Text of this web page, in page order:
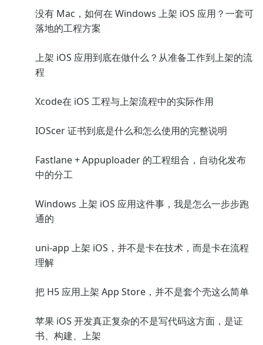
没有 Mac，如何在 Windows 上架 iOS 应用？一套可
落地的工程方案
上架 iOS 应用到底在做什么？从准备工作到上架的流
程
Xcode在 iOS 工程与上架流程中的实际作用
IOScer 证书到底是什么和怎么使用的完整说明
Fastlane + Appuploader 的工程组合，自动化发布
中的分工
Windows 上架 iOS 应用这件事，我是怎么一步步跑
通的
uni-app 上架 iOS，并不是卡在技术，而是卡在流程
理解
把 H5 应用上架 App Store，并不是套个壳这么简单
苹果 iOS 开发真正复杂的不是写代码这方面，是证
书、构建、上架